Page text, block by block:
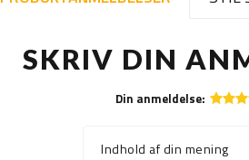
SKRIV DIN
Din anmeldelse:
Indhold af din mening